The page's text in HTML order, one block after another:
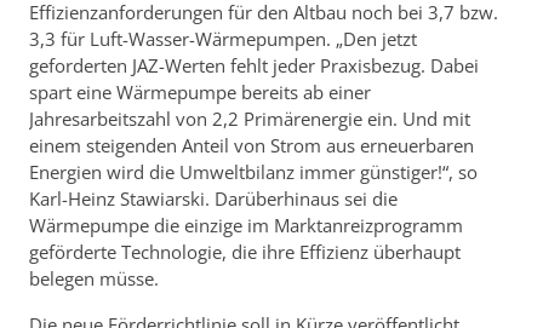
Effizienzanforderungen für den Altbau noch bei 3,7 bzw.
3,3 für Luft-Wasser-Wärmepumpen. „Den jetzt
geforderten JAZ-Werten fehlt jeder Praxisbezug. Dabei
spart eine Wärmepumpe bereits ab einer
Jahresarbeitszahl von 2,2 Primärenergie ein. Und mit
einem steigenden Anteil von Strom aus erneuerbaren
Energien wird die Umweltbilanz immer günstiger!“, so
Karl-Heinz Stawiarski. Darüberhinaus sei die
Wärmepumpe die einzige im Marktanreizprogramm
geförderte Technologie, die ihre Effizienz überhaupt
belegen müsse.